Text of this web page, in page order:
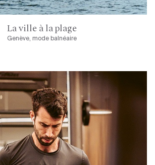
La ville à la plage
Genève, mode balnéaire